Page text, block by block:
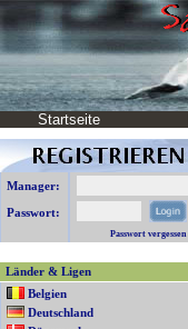
Startseite
Manager:
Passwort:
Passwort vergessen
Länder & Ligen
Belgien
Deutschland